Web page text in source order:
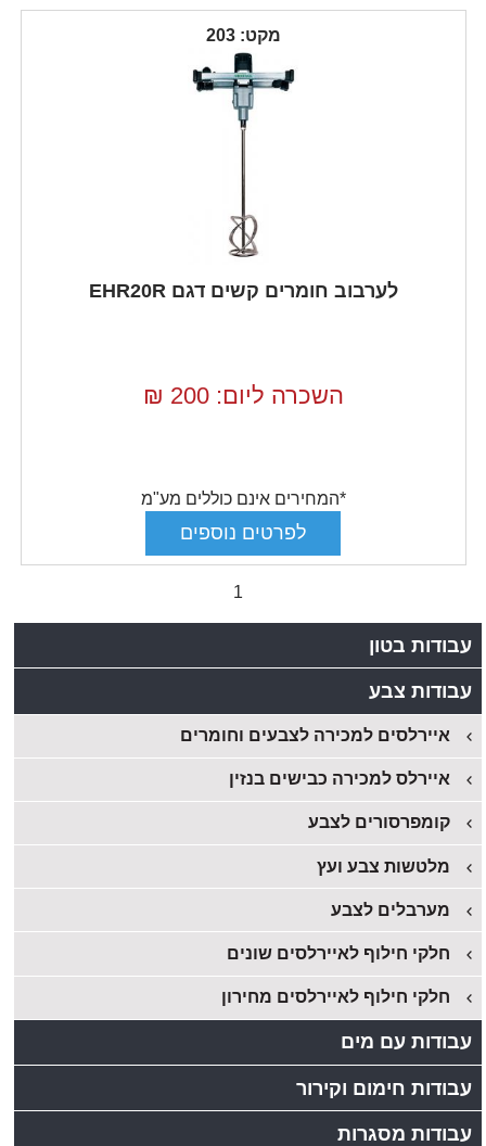
מקט: 203
לערבוב חומרים קשים דגם EHR20R
השכרה ליום: 200 ₪
*המחירים אינם כוללים מע"מ
1
עבודות בטון
עבודות צבע
איירלסים למכירה לצבעים וחומרים
איירלס למכירה כבישים בנזין
קומפרסורים לצבע
מלטשות צבע ועץ
מערבלים לצבע
חלקי חילוף לאיירלסים שונים
חלקי חילוף לאיירלסים מחירון
עבודות עם מים
עבודות חימום וקירור
עבודות מסגרות